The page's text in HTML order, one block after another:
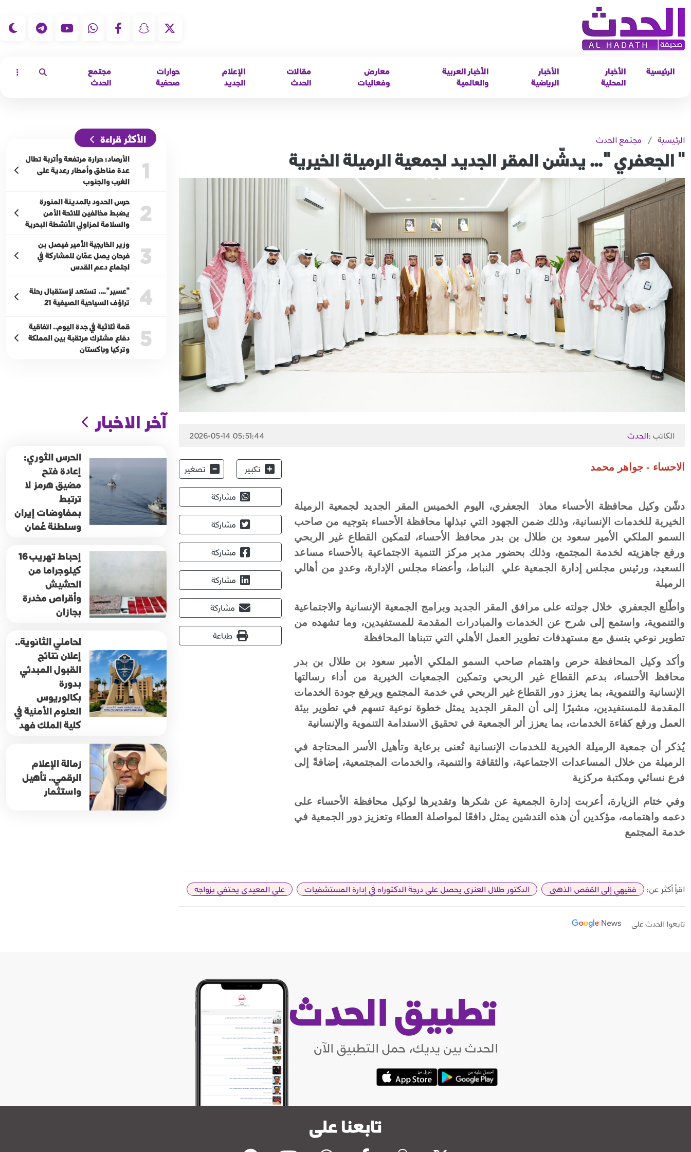
الرئيسية
الأخبار
المحلية
الأخبار
الرياضية
الأخبار العربية
والعالمية
معارض
وفعاليات
مقالات
الحدث
الإعلام
الجديد
حوارات
صحفية
مجتمع
الحدث
الرئيسية / مجتمع الحدث
" الجعفري "… يدشّن المقر الجديد لجمعية الرميلة الخيرية
الكاتب :الحدث 2026-05-14 05:51:44
الاحساء - جواهر محمد
دشّن وكيل محافظة الأحساء معاذ الجعفري، اليوم الخميس المقر الجديد لجمعية الرميلة
الخيرية للخدمات الإنسانية، وذلك ضمن الجهود التي تبذلها محافظة الأحساء بتوجيه من صاحب
السمو الملكي الأمير سعود بن طلال بن بدر محافظ الأحساء، لتمكين القطاع غير الربحي
ورفع جاهزيته لخدمة المجتمع، وذلك بحضور مدير مركز التنمية الاجتماعية بالأحساء مساعد
السعيد، ورئيس مجلس إدارة الجمعية علي النباط، وأعضاء مجلس الإدارة، وعددٍ من أهالي
الرميلة
واطّلع الجعفري خلال جولته على مرافق المقر الجديد وبرامج الجمعية الإنسانية والاجتماعية
والتنموية، واستمع إلى شرح عن الخدمات والمبادرات المقدمة للمستفيدين، وما تشهده من
تطوير نوعي يتسق مع مستهدفات تطوير العمل الأهلي التي تتبناها المحافظة
وأكد وكيل المحافظة حرص واهتمام صاحب السمو الملكي الأمير سعود بن طلال بن بدر
محافظ الأحساء، بدعم القطاع غير الربحي وتمكين الجمعيات الخيرية من أداء رسالتها
الإنسانية والتنموية، بما يعزز دور القطاع غير الربحي في خدمة المجتمع ويرفع جودة الخدمات
المقدمة للمستفيدين، مشيرًا إلى أن المقر الجديد يمثل خطوة نوعية تسهم في تطوير بيئة
العمل ورفع كفاءة الخدمات، بما يعزز أثر الجمعية في تحقيق الاستدامة التنموية والإنسانية
يُذكر أن جمعية الرميلة الخيرية للخدمات الإنسانية تُعنى برعاية وتأهيل الأسر المحتاجة في
الرميلة من خلال المساعدات الاجتماعية، والثقافة والتنمية، والخدمات المجتمعية، إضافةً إلى
فرع نسائي ومكتبة مركزية
وفي ختام الزيارة، أعربت إدارة الجمعية عن شكرها وتقديرها لوكيل محافظة الأحساء على
دعمه واهتمامه، مؤكدين أن هذه التدشين يمثل دافعًا لمواصلة العطاء وتعزيز دور الجمعية في
خدمة المجتمع
تكبير تصغير
مشاركة
مشاركة
مشاركة
مشاركة
مشاركة
طباعة
اقرأ أكثر عن: فقيهي إلى القفص الذهبي الدكتور طلال العنزي يحصل على درجة الدكتوراه في إدارة المستشفيات علي المعيدي يحتفي بزواجه
تابعوا الحدث على
الأكثر قراءة
1
الأرصاد: حرارة مرتفعة وأتربة تطال
عدة مناطق وأمطار رعدية على
الغرب والجنوب
2
حرس الحدود بالمدينة المنورة
يضبط مخالفين للائحة الأمن
والسلامة لمزاولي الأنشطة البحرية
3
وزير الخارجية الأمير فيصل بن
فرحان يصل عمّان للمشاركة في
اجتماع دعم القدس
4
"عسير"…. تستعد لإستقبال رحلة
تراؤف السياحية الصيفية 21
5
قمة ثلاثية في جدة اليوم.. اتفاقية
دفاع مشترك مرتقبة بين المملكة
وتركيا وباكستان
آخر الاخبار
الحرس الثوري:
إعادة فتح
مضيق هرمز لا
ترتبط
بمفاوضات إيران
وسلطنة عُمان
إحباط تهريب 16
كيلوجراما من
الحشيش
وأقراص مخدرة
بجازان
لحاملي الثانوية..
إعلان نتائج
القبول المبدئي
بدورة
بكالوريوس
العلوم الأمنية في
كلية الملك فهد
زمالة الإعلام
الرقمي.. تأهيل
واستثمار
تطبيق الحدث
الحدث بين يديك، حمل التطبيق الآن
تابعنا على